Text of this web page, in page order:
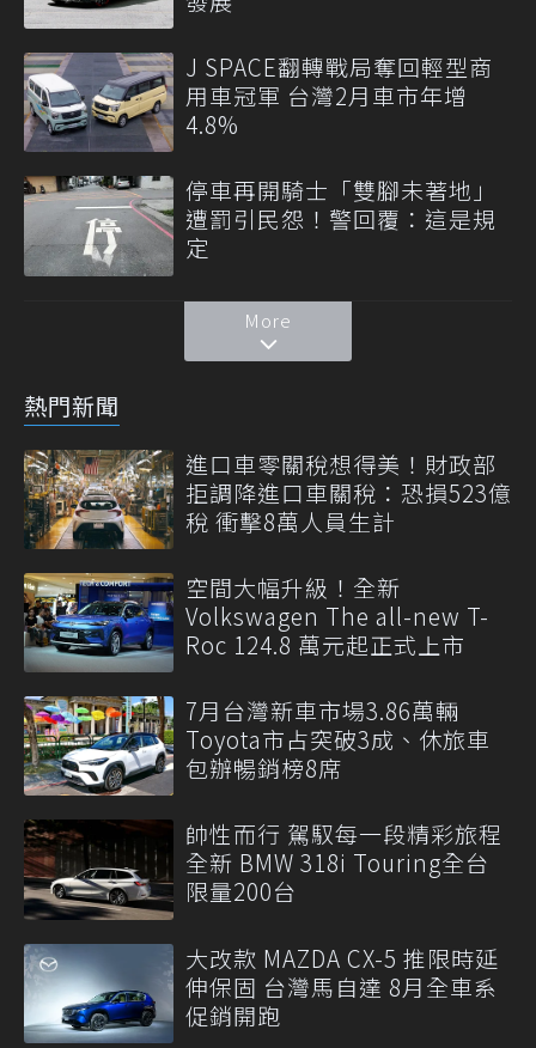
J SPACE翻轉戰局奪回輕型商
用車冠軍 台灣2月車市年增
4.8%
停車再開騎士「雙腳未著地」
遭罰引民怨！警回覆：這是規
定
More
熱門新聞
進口車零關稅想得美！財政部
拒調降進口車關稅：恐損523億
稅 衝擊8萬人員生計
空間大幅升級！全新
Volkswagen The all-new T-
Roc 124.8 萬元起正式上市
7月台灣新車市場3.86萬輛
Toyota市占突破3成、休旅車
包辦暢銷榜8席
帥性而行 駕馭每一段精彩旅程
全新 BMW 318i Touring全台
限量200台
大改款 MAZDA CX-5 推限時延
伸保固 台灣馬自達 8月全車系
促銷開跑